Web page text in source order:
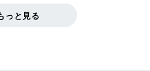
っと見る